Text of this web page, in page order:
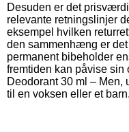
Desuden er det
relevante retningslinjer
eksempel hvilken
den sammenhæng er
permanent bibeholder
fremtiden kan påvise sin
Deodorant 30 ml –
til en voksen eller et barn.